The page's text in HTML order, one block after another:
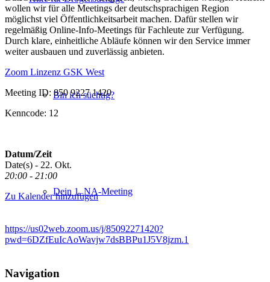
Bin ich süchtig?
Dein 1. NA-Meeting
wollen wir für alle Meetings der deutschsprachigen Region
möglichst viel Öffentlichkeitsarbeit machen. Dafür stellen wir
regelmäßig Online-Info-Meetings für Fachleute zur Verfügung.
Durch klare, einheitliche Abläufe können wir den Service immer
weiter ausbauen und zuverlässig anbieten.
Zoom Linzenz GSK West
Meeting ID: 850 9227 1420
Kenncode: 12
Datum/Zeit
Date(s) - 22. Okt.
20:00 - 21:00
Zu Kalender hinzufügen
https://us02web.zoom.us/j/85092271420?
pwd=6DZfEuIcAoWavjw7dsBBPu1J5V8jzm.1
Navigation